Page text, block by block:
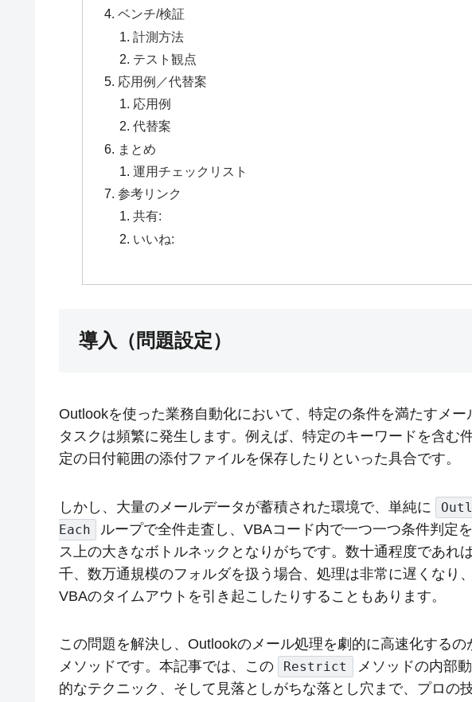
ベンチ/検証
計測方法
テスト観点
応用例／代替案
応用例
代替案
まとめ
運用チェックリスト
参考リンク
共有:
いいね:
導入（問題設定）
Outlookを使った業務自動化において、特定の条件を満たすメ
タスクは頻繁に発生します。例えば、特定のキーワードを含む
定の日付範囲の添付ファイルを保存したりといった具合です。
しかし、大量のメールデータが蓄積された環境で、単純に
Each
ループで全件走査し、VBAコード内で一つ一つ条件判定
ス上の大きなボトルネックとなりがちです。数十通程度であれ
千、数万通規模のフォルダを扱う場合、処理は非常に遅くなり
VBAのタイムアウトを引き起こしたりすることもあります。
この問題を解決し、Outlookのメール処理を劇的に高速化するの
メソッドです。本記事では、この Restrict
メソッドの内部
的なテクニック、そして見落としがちな落とし穴まで、プロの